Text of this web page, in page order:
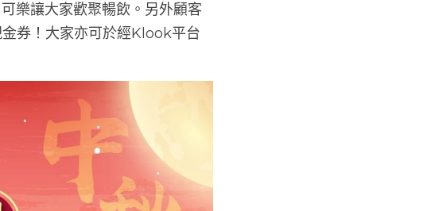
樂讓大家歡聚暢飲。另外顧客
券！大家亦可於經Klook平台